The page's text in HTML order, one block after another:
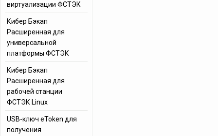
виртуализации ФСТЭК
Кибер Бэкап
Расширенная для
универсальной
платформы ФСТЭК
Кибер Бэкап
Расширенная для
рабочей станции
ФСТЭК Linux
USB-ключ eToken для
получения